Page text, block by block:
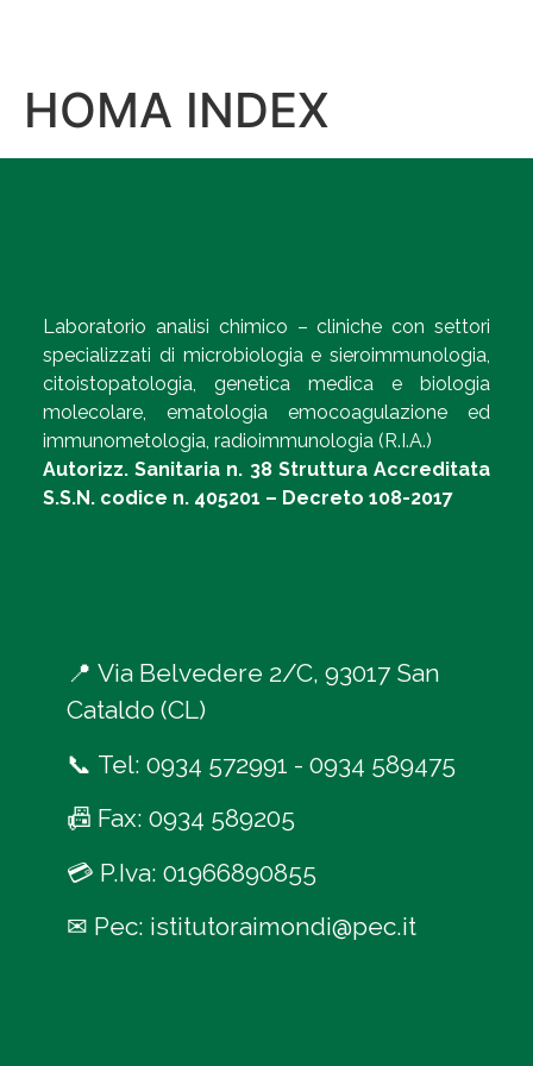
HOMA INDEX
Laboratorio analisi chimico – cliniche con settori
specializzati di microbiologia e sieroimmunologia,
citoistopatologia, genetica medica e biologia
molecolare, ematologia emocoagulazione ed
immunometologia, radioimmunologia (R.I.A.)
Autorizz. Sanitaria n. 38 Struttura Accreditata
S.S.N. codice n. 405201 – Decreto 108-2017
📍 Via Belvedere 2/C, 93017 San
Cataldo (CL)
📞 Tel: 0934 572991 - 0934 589475
📠 Fax: 0934 589205
💳 P.Iva: 01966890855
✉ Pec: istitutoraimondi@pec.it